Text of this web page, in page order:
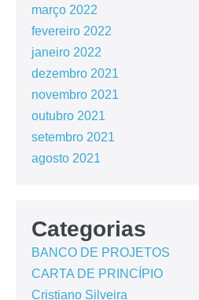
março 2022
fevereiro 2022
janeiro 2022
dezembro 2021
novembro 2021
outubro 2021
setembro 2021
agosto 2021
Categorias
BANCO DE PROJETOS
CARTA DE PRINCÍPIO
Cristiano Silveira